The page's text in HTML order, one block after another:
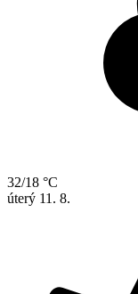
32/18 °C
úterý 11. 8.